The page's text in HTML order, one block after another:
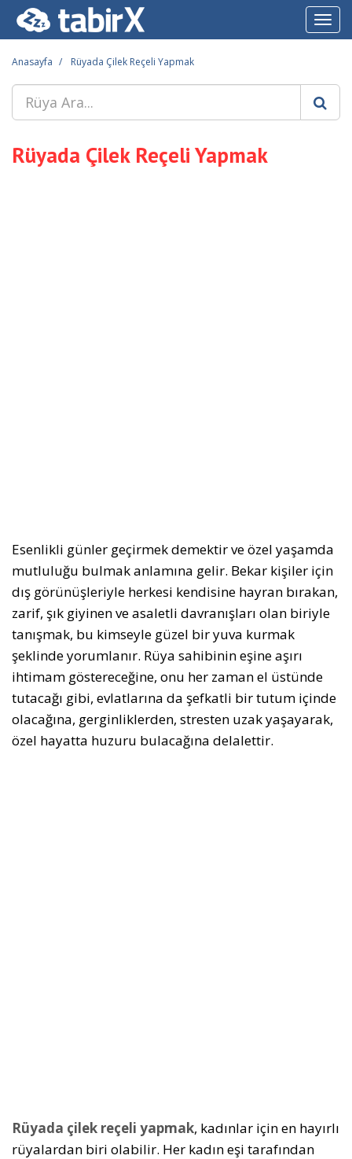
Anasayfa Rüyada Çilek Reçeli Yapmak
Rüyada Çilek Reçeli Yapmak
Esenlikli günler geçirmek demektir ve özel yaşamda
mutluluğu bulmak anlamına gelir. Bekar kişiler için
dış görünüşleriyle herkesi kendisine hayran bırakan,
zarif, şık giyinen ve asaletli davranışları olan biriyle
tanışmak, bu kimseyle güzel bir yuva kurmak
şeklinde yorumlanır. Rüya sahibinin eşine aşırı
ihtimam göstereceğine, onu her zaman el üstünde
tutacağı gibi, evlatlarına da şefkatli bir tutum içinde
olacağına, gerginliklerden, stresten uzak yaşayarak,
özel hayatta huzuru bulacağına delalettir.
Rüyada çilek reçeli yapmak, kadınlar için en hayırlı
rüyalardan biri olabilir. Her kadın eşi tarafından